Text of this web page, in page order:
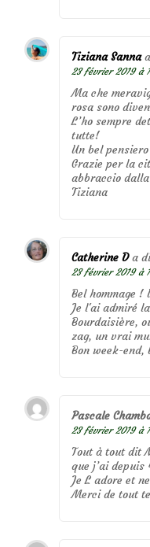
Tiziana Sanna
23 février 2019 à
Ma che
rosa sono
L’ho sempre
tutte!
Un bel
Grazie per la
abbraccio
Tiziana
Catherine D a
23 février 2019 à
Bel hommage !
Je l'ai admiré
Bourdaisière,
zag, un vrai
Bon week-end,
Pascale
23 février 2019 à
Tout à tout dit
que j’ai
Je L adore et
Merci de tout